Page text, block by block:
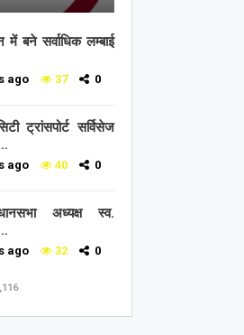
में बने सर्वाधिक लम्बाई
ago 37 0
ट्रांसपोर्ट सर्विसेज
ago 40 0
अध्यक्ष स्व.
ago 32 0